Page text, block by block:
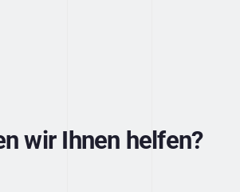
wir Ihnen helfen?